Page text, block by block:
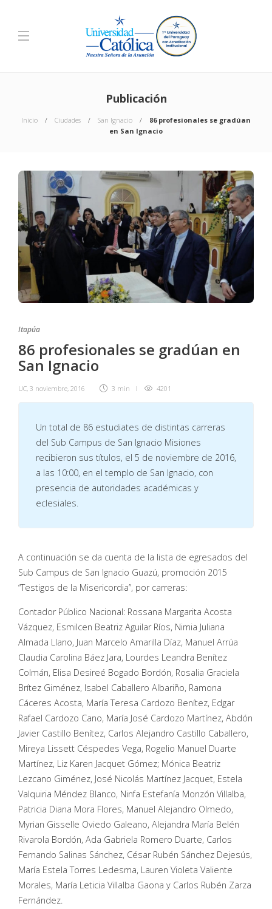
Publicación
Inicio Ciudades San Ignacio
86 profesionales se gradúan
en San Ignacio
Itapúa
86 profesionales se gradúan en
San Ignacio
UC, 3 noviembre, 2016 3 min 4201
Un total de 86 estudiates de distintas carreras
del Sub Campus de San Ignacio Misiones
recibieron sus títulos, el 5 de noviembre de 2016,
a las 10:00, en el templo de San Ignacio, con
presencia de autoridades académicas y
eclesiales.
A continuación se da cuenta de la lista de egresados del
Sub Campus de San Ignacio Guazú, promoción 2015
“Testigos de la Misericordia”, por carreras:
Contador Público Nacional: Rossana Margarita Acosta
Vázquez, Esmilcen Beatriz Aguilar Ríos, Nimia Juliana
Almada Llano, Juan Marcelo Amarilla Díaz, Manuel Arrúa
Claudia Carolina Báez Jara, Lourdes Leandra Benítez
Colmán, Elisa Desireé Bogado Bordón, Rosalia Graciela
Brítez Giménez, Isabel Caballero Albariño, Ramona
Cáceres Acosta, María Teresa Cardozo Benítez, Edgar
Rafael Cardozo Cano, María José Cardozo Martínez, Abdón
Javier Castillo Benítez, Carlos Alejandro Castillo Caballero,
Mireya Lissett Céspedes Vega, Rogelio Manuel Duarte
Martínez, Liz Karen Jacquet Gómez; Mónica Beatriz
Lezcano Giménez, José Nicolás Martínez Jacquet, Estela
Valquiria Méndez Blanco, Ninfa Estefanía Monzón Villalba,
Patricia Diana Mora Flores, Manuel Alejandro Olmedo,
Myrian Gisselle Oviedo Galeano, Alejandra María Belén
Rivarola Bordón, Ada Gabriela Romero Duarte, Carlos
Fernando Salinas Sánchez, César Rubén Sánchez Dejesús,
María Estela Torres Ledesma, Lauren Violeta Valiente
Morales, María Leticia Villalba Gaona y Carlos Rubén Zarza
Fernández.